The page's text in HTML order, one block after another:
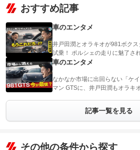
おすすめ記事
車のエンタメ
井戸田潤とオラキオが981ボク
試乗！ ポルシェの走りに魅了さ
車のエンタメ
なかなか市場に出回らない「ケ
マン GTSに、井戸田潤もオラキ
記事一覧を見る
その他の条件から探す